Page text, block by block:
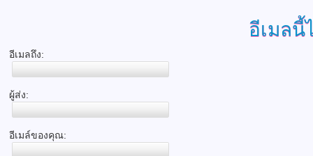
อีเมลนี้
อีเมลถึง:
ผู้ส่ง:
อีเมล์ของคุณ: